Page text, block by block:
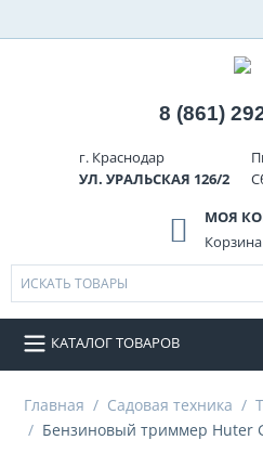
8 (861)
г. Краснодар
УЛ. УРАЛЬСКАЯ 126/2
МОЯ
КАТАЛОГ ТОВАРОВ
Главная / Садовая техника /
/ Бензиновый триммер Huter